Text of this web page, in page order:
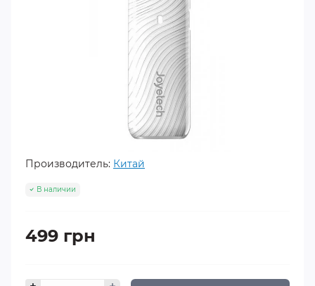
Производитель: Китай
В наличии
499 грн